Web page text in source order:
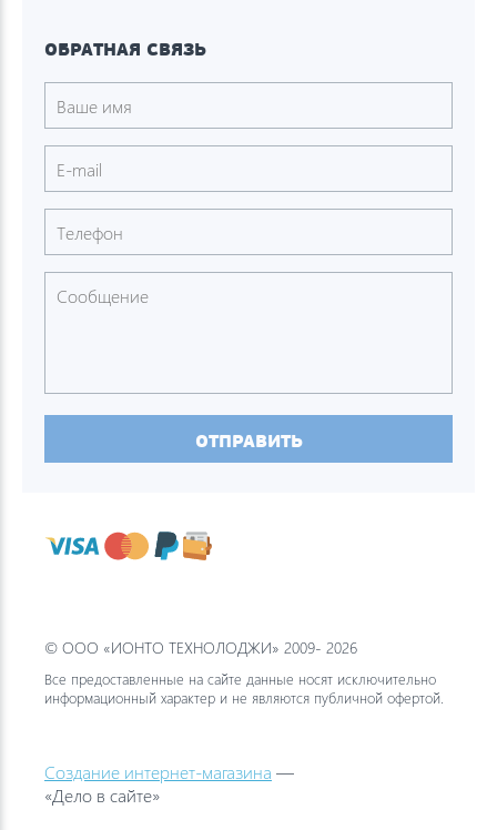
ОБРАТНАЯ СВЯЗЬ
ОТПРАВИТЬ
© ООО «ИОНТО ТЕХНОЛОДЖИ» 2009- 2026
Все предоставленные на сайте данные носят исключительно
информационный характер и не являются публичной офертой.
Создание интернет-магазина —
«Дело в сайте»